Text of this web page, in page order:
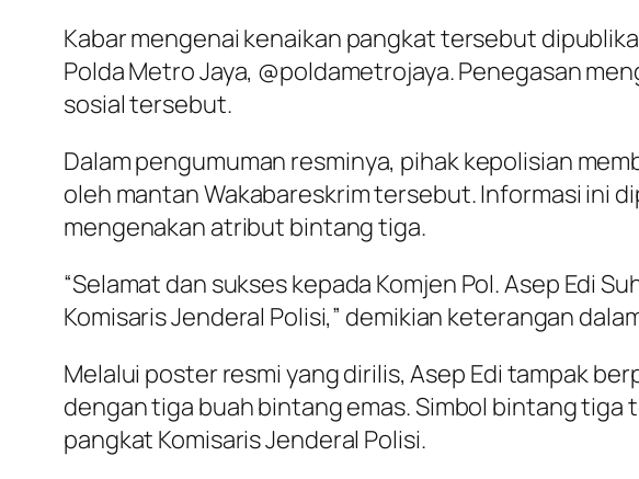
Kabar mengenai kenaikan pangkat tersebut
Polda Metro Jaya, @poldametrojaya. Penegasan
sosial tersebut.
Dalam pengumuman resminya, pihak kepolisian
oleh mantan Wakabareskrim tersebut. Informasi ini
mengenakan atribut bintang tiga.
“Selamat dan sukses kepada Komjen Pol. Asep Edi
Komisaris Jenderal Polisi,” demikian keterangan
Melalui poster resmi yang dirilis, Asep Edi tampak
dengan tiga buah bintang emas. Simbol bintang
pangkat Komisaris Jenderal Polisi.